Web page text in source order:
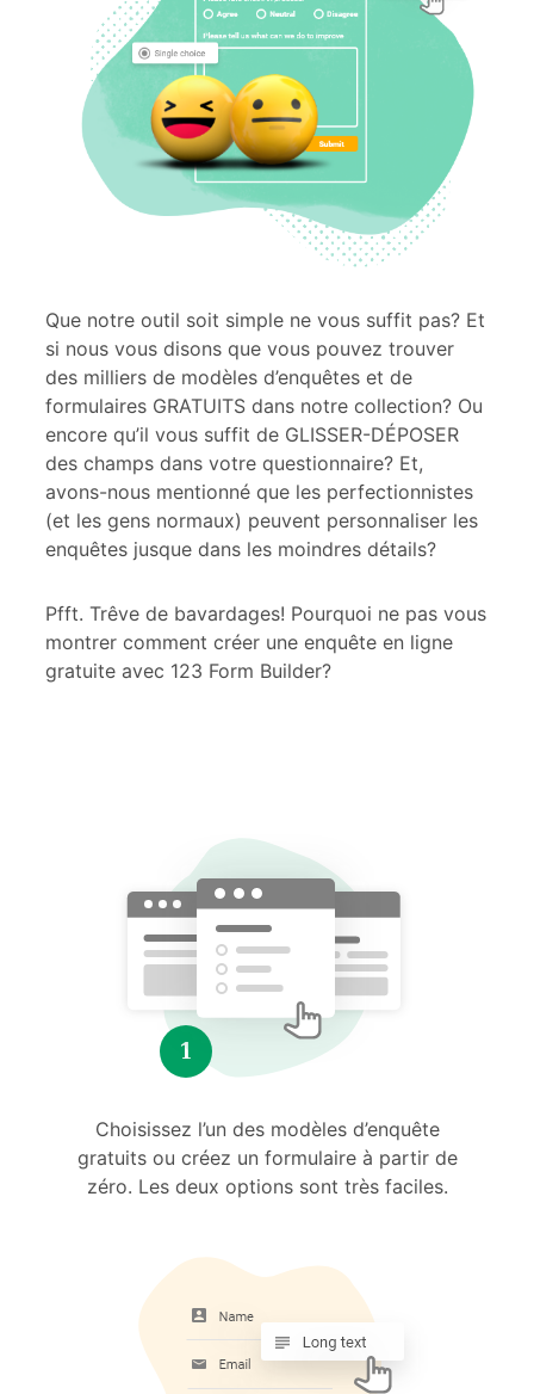
Que notre outil soit simple ne vous suffit pas? Et
si nous vous disons que vous pouvez trouver
des milliers de modèles d’enquêtes et de
formulaires GRATUITS dans notre collection? Ou
encore qu’il vous suffit de GLISSER-DÉPOSER
des champs dans votre questionnaire? Et,
avons-nous mentionné que les perfectionnistes
(et les gens normaux) peuvent personnaliser les
enquêtes jusque dans les moindres détails?
Pfft. Trêve de bavardages! Pourquoi ne pas vous
montrer comment créer une enquête en ligne
gratuite avec 123 Form Builder?
Choisissez l’un des modèles d’enquête
gratuits ou créez un formulaire à partir de
zéro. Les deux options sont très faciles.